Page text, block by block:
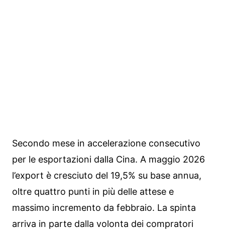
Secondo mese in accelerazione consecutivo
per le esportazioni dalla Cina. A maggio 2026
l’export è cresciuto del 19,5% su base annua,
oltre quattro punti in più delle attese e
massimo incremento da febbraio. La spinta
arriva in parte dalla volonta dei compratori